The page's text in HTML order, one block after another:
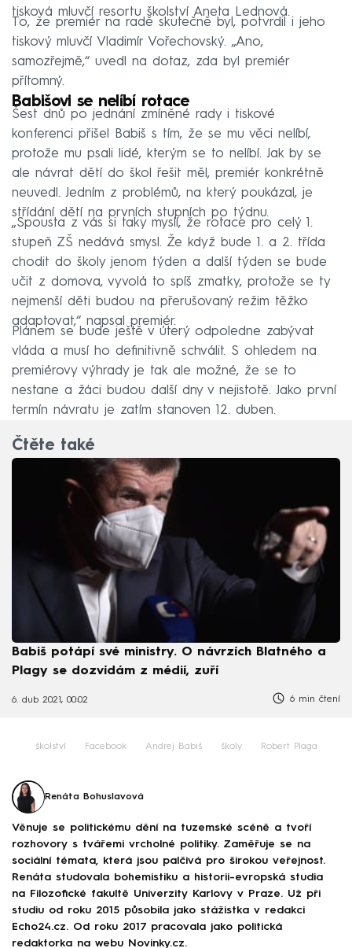
tisková mluvčí resortu školství Aneta Lednová.
To, že premiér na radě skutečně byl, potvrdil i jeho
tiskový mluvčí Vladimír Vořechovský. „Ano,
samozřejmě,“ uvedl na dotaz, zda byl premiér
přítomný.
Babišovi se nelíbí rotace
Šest dnů po jednání zmíněné rady i tiskové
konferenci přišel Babiš s tím, že se mu věci nelíbí,
protože mu psali lidé, kterým se to nelíbí. Jak by se
ale návrat dětí do škol řešit měl, premiér konkrétně
neuvedl. Jedním z problémů, na který poukázal, je
střídání dětí na prvních stupních po týdnu.
„Spousta z vás si taky myslí, že rotace pro celý 1.
stupeň ZŠ nedává smysl. Že když bude 1. a 2. třída
chodit do školy jenom týden a další týden se bude
učit z domova, vyvolá to spíš zmatky, protože se ty
nejmenší děti budou na přerušovaný režim těžko
adaptovat,“ napsal premiér.
Plánem se bude ještě v úterý odpoledne zabývat
vláda a musí ho definitivně schválit. S ohledem na
premiérovy výhrady je tak ale možné, že se to
nestane a žáci budou další dny v nejistotě. Jako první
termín návratu je zatím stanoven 12. duben.
Čtěte také
Babiš potápí své ministry. O návrzích Blatného a
Plagy se dozvídám z médií, zuří
6. dub 2021, 00:02 6 min čtení
školství Facebook Andrej Babiš školy Robert Plaga
Renáta Bohuslavová
Věnuje se politickému dění na tuzemské scéně a tvoří
rozhovory s tvářemi vrcholné politiky. Zaměřuje se na
sociální témata, která jsou palčivá pro širokou veřejnost.
Renáta studovala bohemistiku a historii-evropská studia
na Filozofické fakultě Univerzity Karlovy v Praze. Už při
studiu od roku 2015 působila jako stážistka v redakci
Echo24.cz. Od roku 2017 pracovala jako politická
redaktorka na webu Novinky.cz.